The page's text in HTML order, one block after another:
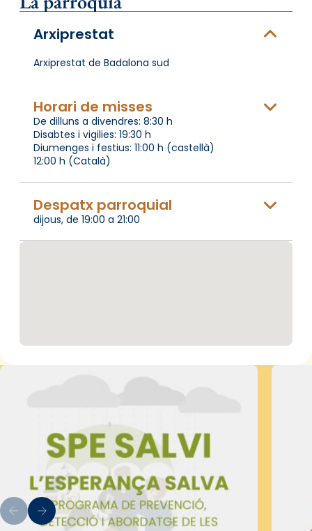
Arxiprestat
Arxiprestat de Badalona sud
Horari de misses
De dilluns a divendres: 8:30 h
Disabtes i vigilies: 19:30 h
Diumenges i festius: 11:00 h (castellà)
12:00 h (Català)
Despatx parroquial
dijous, de 19:00 a 21:00